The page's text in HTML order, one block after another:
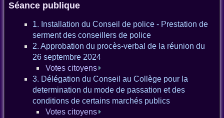
Séance publique
1. Installation du Conseil de police - Prestation de
serment des conseillers de police
2. Approbation du procès-verbal de la réunion du
26 septembre 2024
Votes citoyens
3. Délégation du Conseil au Collège pour la
determination du mode de passation et des
conditions de certains marchés publics
Votes citoyens